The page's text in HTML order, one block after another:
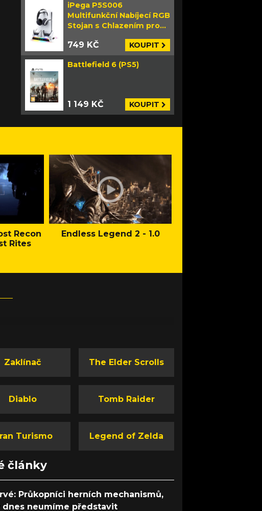
iPega P5S006
Multifunkční Nabíjecí RGB
Stojan s Chlazením pro
749 KČ KOUPIT
Battlefield 6 (PS5)
1 149 KČ KOUPIT
Recon
Rites
Endless Legend 2 - 1.0
Zaklínač The Elder Scrolls
Diablo Tomb Raider
Turismo Legend of Zelda
články
Průkopníci herních mechanismů,
dnes neumíme představit